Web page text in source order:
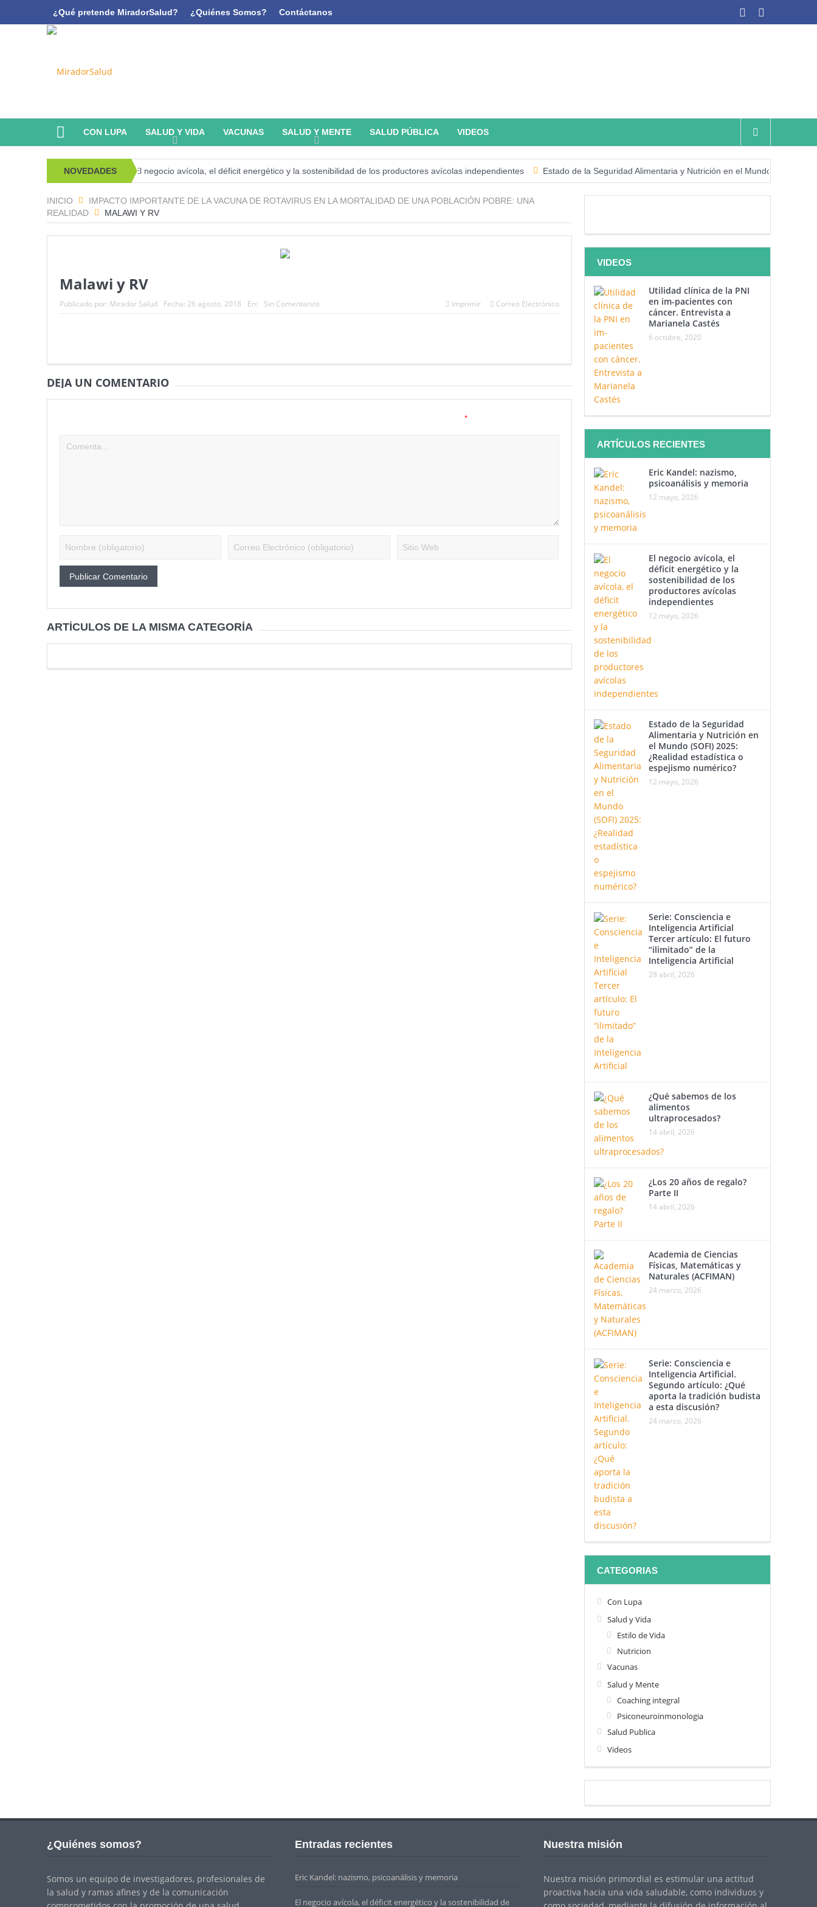
¿Qué pretende MiradorSalud? ¿Quiénes Somos? Contáctanos
CON LUPA SALUD Y VIDA VACUNAS SALUD Y MENTE SALUD PÚBLICA VIDEOS
NOVEDADES
y memoria El negocio avícola, el déficit energético y la sostenibilidad de los productores avícolas independientes Estado de la Seguridad Alimentaria y Nutrición en el Mundo (SOFI) 2025:
INICIO
IMPACTO IMPORTANTE DE LA VACUNA DE ROTAVIRUS EN LA MORTALIDAD DE UNA POBLACIÓN POBRE: UNA
REALIDAD
MALAWI Y RV
Malawi y RV
Publicado por: Mirador Salud Fecha: 26 agosto, 2018 En: Sin Comentarios Imprimir Correo Electrónico
DEJA UN COMENTARIO
*
ARTÍCULOS DE LA MISMA CATEGORÍA
VIDEOS
Utilidad clínica de la PNI
en im-pacientes con
cáncer. Entrevista a
Marianela Castés
6 octubre, 2020
ARTÍCULOS RECIENTES
Eric Kandel: nazismo,
psicoanálisis y memoria
12 mayo, 2026
El negocio avícola, el
déficit energético y la
sostenibilidad de los
productores avícolas
independientes
12 mayo, 2026
Estado de la Seguridad
Alimentaria y Nutrición en
el Mundo (SOFI) 2025:
¿Realidad estadística o
espejismo numérico?
12 mayo, 2026
Serie: Consciencia e
Inteligencia Artificial
Tercer artículo: El futuro
“ilimitado” de la
Inteligencia Artificial
28 abril, 2026
¿Qué sabemos de los
alimentos
ultraprocesados?
14 abril, 2026
¿Los 20 años de regalo?
Parte II
14 abril, 2026
Academia de Ciencias
Físicas, Matemáticas y
Naturales (ACFIMAN)
24 marzo, 2026
Serie: Consciencia e
Inteligencia Artificial.
Segundo artículo: ¿Qué
aporta la tradición budista
a esta discusión?
24 marzo, 2026
CATEGORIAS
Con Lupa
Salud y Vida
Estilo de Vida
Nutricion
Vacunas
Salud y Mente
Coaching integral
Psiconeuroinmonologia
Salud Publica
Videos
¿Quiénes somos?
Somos un equipo de investigadores, profesionales de
la salud y ramas afines y de la comunicación
Entradas recientes
Eric Kandel: nazismo, psicoanálisis y memoria
El negocio avícola, el déficit energético y la sostenibilidad de
Nuestra misión
Nuestra misión primordial es estimular una actitud
proactiva hacia una vida saludable, como individuos y